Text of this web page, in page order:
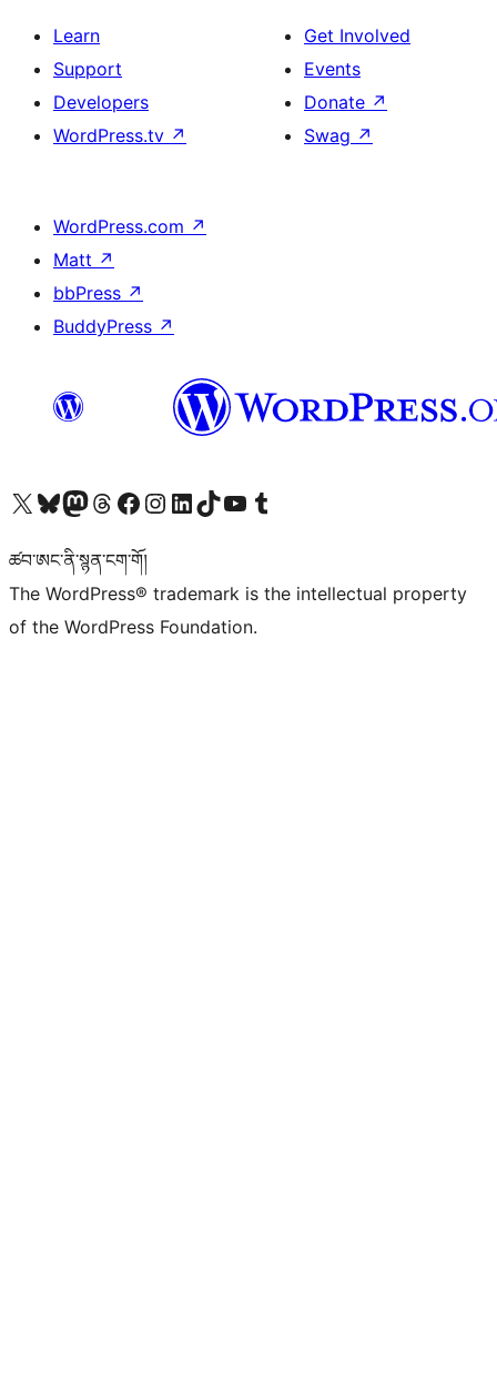
Learn
Support
Developers
WordPress.tv ↗
Get Involved
Events
Donate ↗
Swag ↗
WordPress.com ↗
Matt ↗
bbPress ↗
BuddyPress ↗
Visit our X (formerly Twitter) account
Visit our Bluesky account
Visit our Mastodon account
Visit our Threads account
Visit our Facebook page
Visit our Instagram account
Visit our LinkedIn account
Visit our TikTok account
Visit our YouTube channel
Visit our Tumblr account
ཚབ་ཨང་ནི་སྙན་ངག་གོ།
The WordPress® trademark is the intellectual property
of the WordPress Foundation.